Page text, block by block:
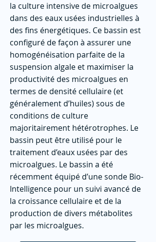
la culture intensive de microalgues
dans des eaux usées industrielles à
des fins énergétiques. Ce bassin est
configuré de façon à assurer une
homogénéisation parfaite de la
suspension algale et maximiser la
productivité des microalgues en
termes de densité cellulaire (et
généralement d’huiles) sous de
conditions de culture
majoritairement hétérotrophes. Le
bassin peut être utilisé pour le
traitement d’eaux usées par des
microalgues. Le bassin a été
récemment équipé d’une sonde Bio-
Intelligence pour un suivi avancé de
la croissance cellulaire et de la
production de divers métabolites
par les microalgues.